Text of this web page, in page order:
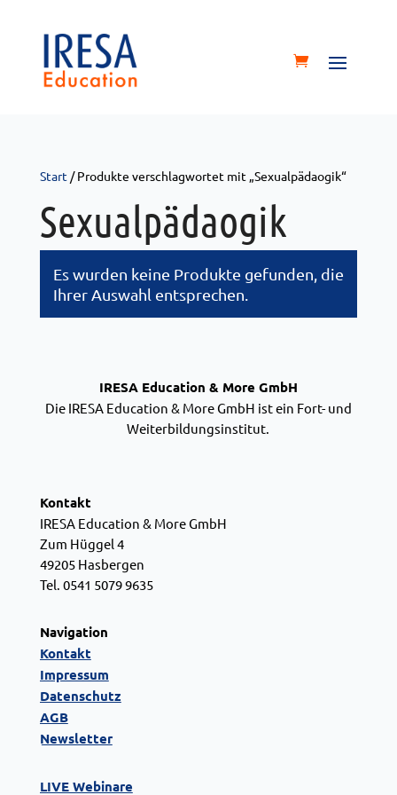
Start/ Produkte verschlagwortet mit „Sexualpädaogik“
Sexualpädaogik
Es wurden keine Produkte gefunden, die
Ihrer Auswahl entsprechen.
IRESA Education & More GmbH
Die IRESA Education & More GmbH ist ein Fort- und
Weiterbildungsinstitut.
Kontakt
IRESA Education & More GmbH
Zum Hüggel 4
49205 Hasbergen
Tel. 0541 5079 9635
Navigation
Kontakt
Impressum
Datenschutz
AGB
Newsletter
LIVE Webinare